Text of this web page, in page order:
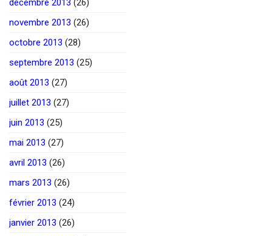
décembre 2013 (26)
novembre 2013 (26)
octobre 2013 (28)
septembre 2013 (25)
août 2013 (27)
juillet 2013 (27)
juin 2013 (25)
mai 2013 (27)
avril 2013 (26)
mars 2013 (26)
février 2013 (24)
janvier 2013 (26)